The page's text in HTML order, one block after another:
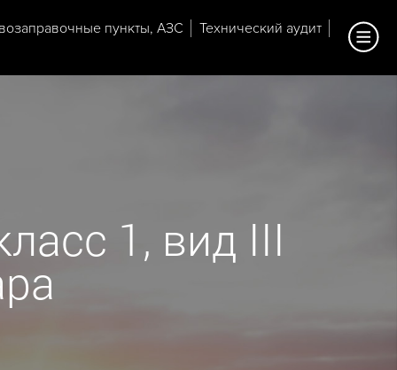
пункты, АЗС
Технический аудит
1, вид III